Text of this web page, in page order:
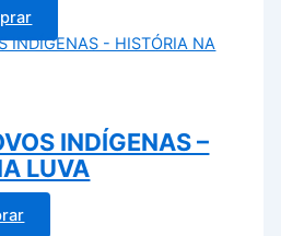
INDÍGENAS –
LUVA